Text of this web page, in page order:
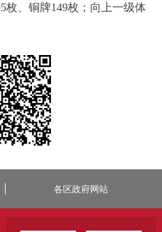
枚、铜牌149枚；向上一级体
各区政府网站